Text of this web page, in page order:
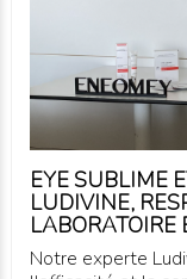
EYE SUBLIME
LUDIVINE,
LABORATOIRE
Notre experte